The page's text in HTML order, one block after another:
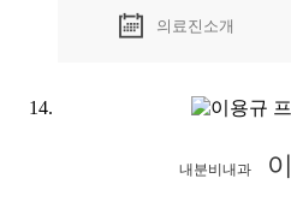
의료진소개
내분비내과